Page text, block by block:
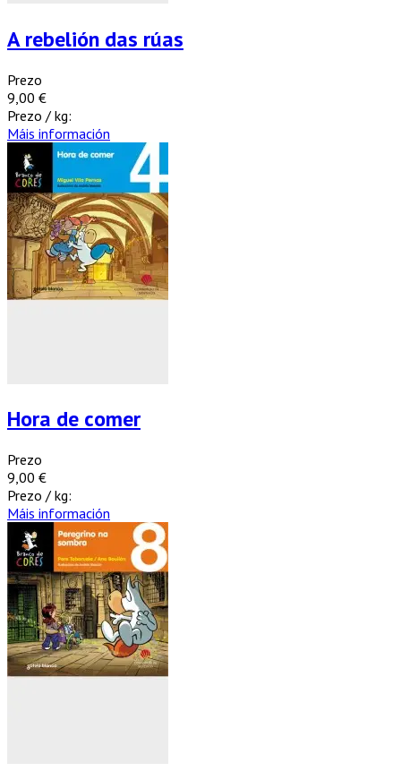
A rebelión das rúas
Prezo
9,00 €
Prezo / kg:
Máis información
Hora de comer
Prezo
9,00 €
Prezo / kg:
Máis información